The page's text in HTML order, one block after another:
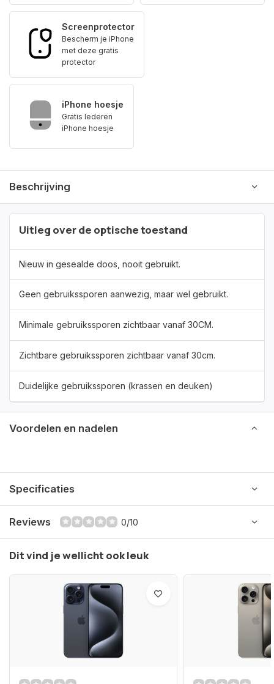
Screenprotector
Bescherm je iPhone
met deze gratis
protector
iPhone hoesje
Gratis lederen
iPhone hoesje
Beschrijving
Uitleg over de optische toestand
Nieuw in gesealde doos, nooit gebruikt.
Geen gebruikssporen aanwezig, maar wel gebruikt.
Minimale gebruikssporen zichtbaar vanaf 30CM.
Zichtbare gebruikssporen zichtbaar vanaf 30cm.
Duidelijke gebruikssporen (krassen en deuken)
Voordelen en nadelen
Specificaties
Reviews 0/10
Dit vind je wellicht ook leuk